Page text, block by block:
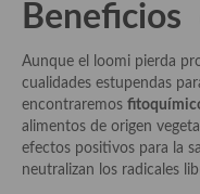
Legumbres y cereales
Cuscús
Huevos
Beneficios
Aunque el loomi pierda
cualidades estupendas
encontraremos
alimentos de origen
efectos positivos para la
neutralizan los radicales